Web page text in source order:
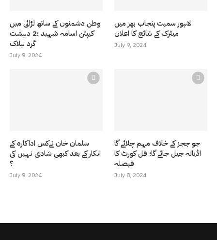
وطن دشمنوں کے ساتھ لڑائی میں
کیپٹن اسامہ شہید ؛2 دہشت
گرد ہلاک
July 9, 2024
لاہور سمیت پنجاب بھر میں
میٹرک کے نتائج کا اعلان
July 9, 2024
سلمان خان نےکس اداکارہ کے
انکار کے بعد کبھی شادی نہیں کی
؟
July 9, 2024
جو ججز کے خلاف مہم چلائے گا
اڈیالہ جیل جائے گا؛ فل کورٹ کا
فیصلہ
July 8, 2024